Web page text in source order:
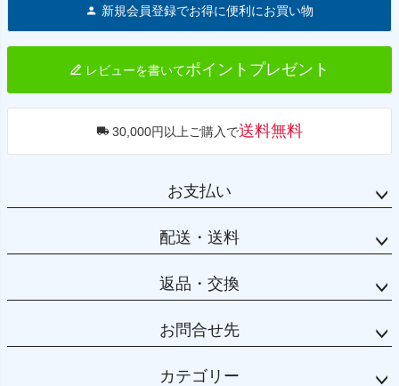
へ
新規会員登録でお得に便利にお買い物
レビューを書いてポイントプレゼント
30,000円以上ご購入で送料無料
お支払い
配送・送料
返品・交換
お問合せ先
カテゴリー